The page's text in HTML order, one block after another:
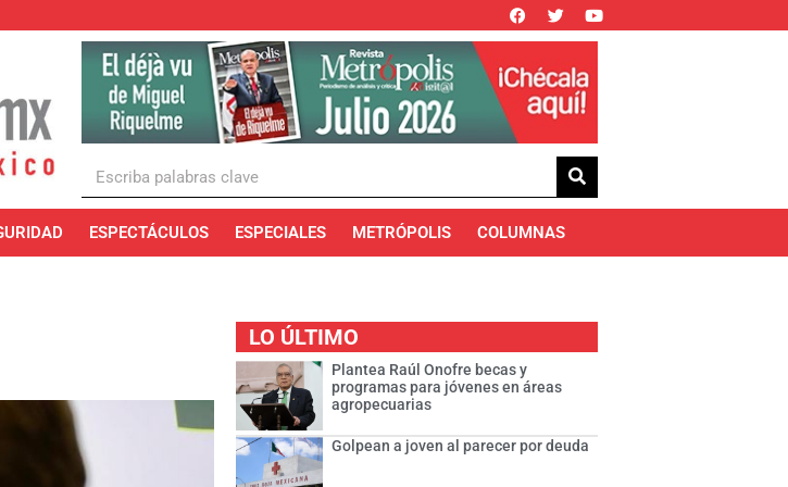
ESPECTÁCULOS ESPECIALES METRÓPOLIS COLUMNAS
LO ÚLTIMO
Plantea Raúl Onofre becas y
programas para jóvenes en áreas
agropecuarias
Golpean a joven al parecer por deuda